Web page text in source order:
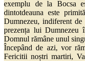
exemplu de la Bocsa
dintotdeauna este
Dumnezeu, indiferent
prezența lui Dumnezeu
Domnul rămâne unul
Începând de azi, vor
Fericitii noștri martiri,